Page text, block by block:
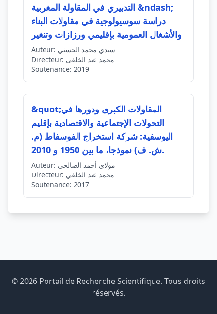
التدبيري في المقاولة المغربية &ndash;
دراسة سوسيولوجية في مقاولات البناء
والأشغال العمومية بإقليمي ورزازات وتنغير
Auteur: سيدي محمد الحسني
Directeur: محمد عبد الخلقي
Soutenance: 2019
&quot;المقاولات الكبرى ودورها في
التحولات الإجتماعية والاقتصادية بإقليم
اليوسفية: شركة استخراج الفوسفاط (م.
ش. ف) نموذجا، ما بين 1950 و 2010.
Auteur: مولاي أحمد الصالحي
Directeur: محمد عبد الخلقي
Soutenance: 2017
© 2026 Portail de Recherche Scientifique. Tous droits
réservés.